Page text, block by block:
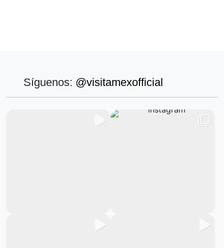
Síguenos: @visitamexofficial